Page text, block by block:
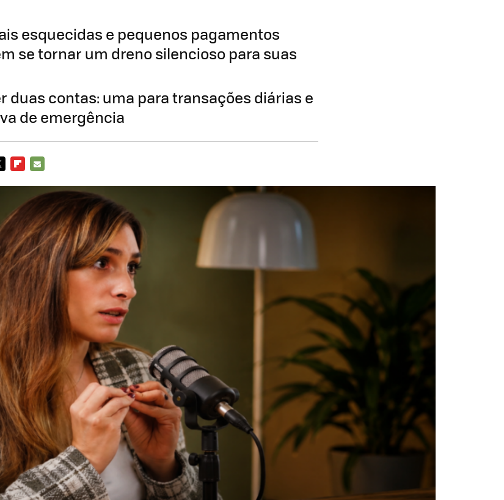
esquecidas e pequenos pagamentos
se tornar um dreno silencioso para suas
duas contas: uma para transações diárias e
de emergência
MAIL